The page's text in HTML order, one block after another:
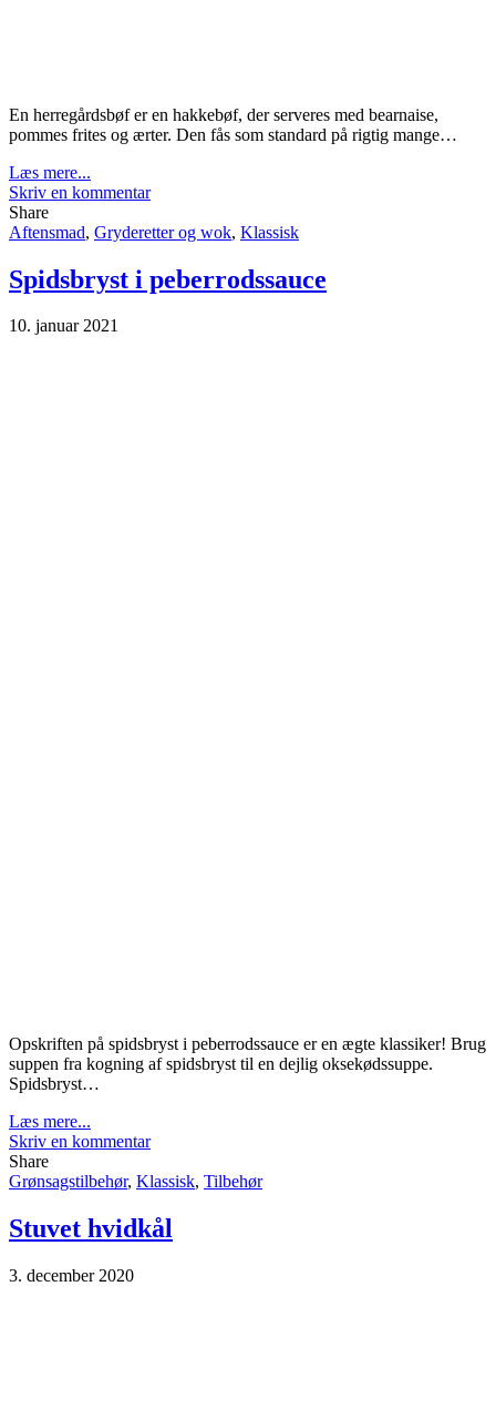
En herregårdsbøf er en hakkebøf, der serveres med bearnaise,
pommes frites og ærter. Den fås som standard på rigtig mange…
Læs mere...
Skriv en kommentar
Share
Aftensmad, Gryderetter og wok, Klassisk
Spidsbryst i peberrodssauce
10. januar 2021
Opskriften på spidsbryst i peberrodssauce er en ægte klassiker! Brug
suppen fra kogning af spidsbryst til en dejlig oksekødssuppe.
Spidsbryst…
Læs mere...
Skriv en kommentar
Share
Grønsagstilbehør, Klassisk, Tilbehør
Stuvet hvidkål
3. december 2020